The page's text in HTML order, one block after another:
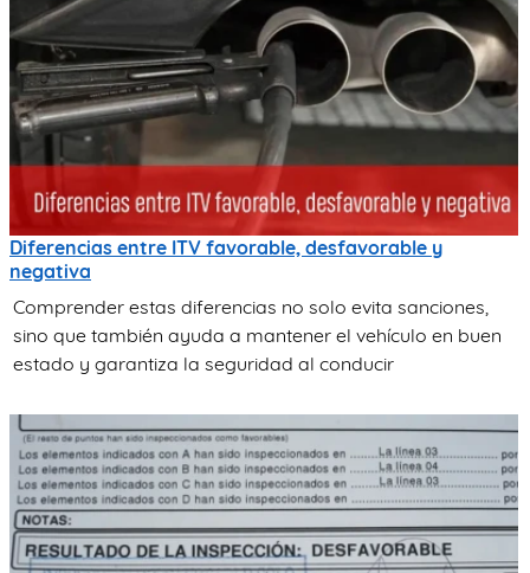
Diferencias entre ITV favorable, desfavorable y
negativa
Comprender estas diferencias no solo evita sanciones,
sino que también ayuda a mantener el vehículo en buen
estado y garantiza la seguridad al conducir